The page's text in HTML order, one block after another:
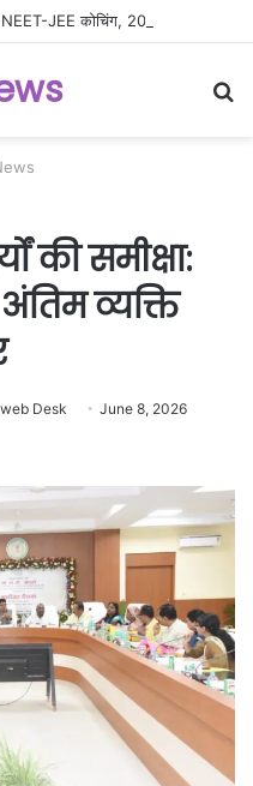
की समीक्षा:
व्यक्ति
Desk June 8, 2026